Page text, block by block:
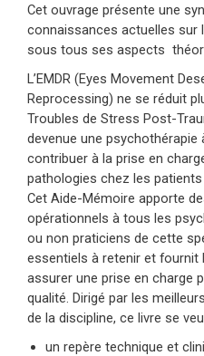
Cet ouvrage présente une
connaissances actuelles sur
sous tous ses aspects
L’EMDR (Eyes Movement
Reprocessing) ne se réduit
Troubles de Stress Post-
devenue une psychothérapie
contribuer à la prise en
pathologies chez les
Cet Aide-Mémoire apporte
opérationnels à tous les
ou non praticiens de cette
essentiels à retenir et
assurer une prise en charge
qualité. Dirigé par les
de la discipline, ce livre se
un repère technique et